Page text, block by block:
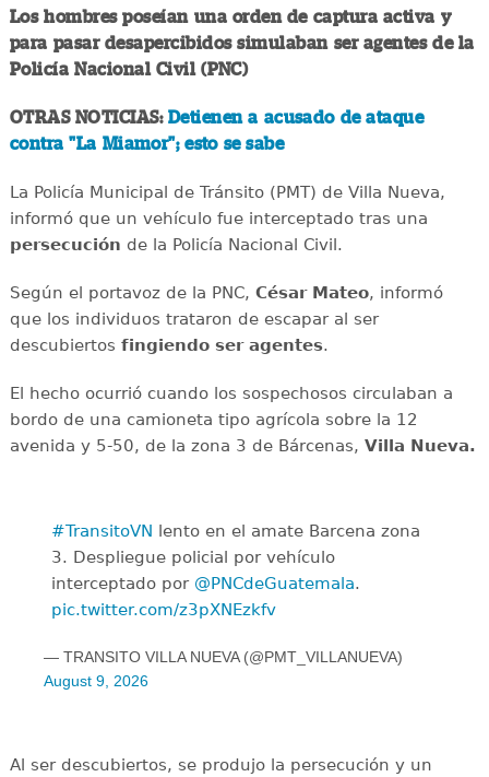
Los hombres poseían una orden de captura activa y
para pasar desapercibidos simulaban ser agentes de la
Policía Nacional Civil (PNC)
OTRAS NOTICIAS: Detienen a acusado de ataque
contra "La Miamor"; esto se sabe
La Policía Municipal de Tránsito (PMT) de Villa Nueva,
informó que un vehículo fue interceptado tras una
persecución de la Policía Nacional Civil.
Según el portavoz de la PNC, César Mateo, informó
que los individuos trataron de escapar al ser
descubiertos fingiendo ser agentes.
El hecho ocurrió cuando los sospechosos circulaban a
bordo de una camioneta tipo agrícola sobre la 12
avenida y 5-50, de la zona 3 de Bárcenas, Villa Nueva.
#TransitoVN lento en el amate Barcena zona
3. Despliegue policial por vehículo
interceptado por @PNCdeGuatemala.
pic.twitter.com/z3pXNEzkfv
— TRANSITO VILLA NUEVA (@PMT_VILLANUEVA)
August 9, 2026
Al ser descubiertos, se produjo la persecución y un